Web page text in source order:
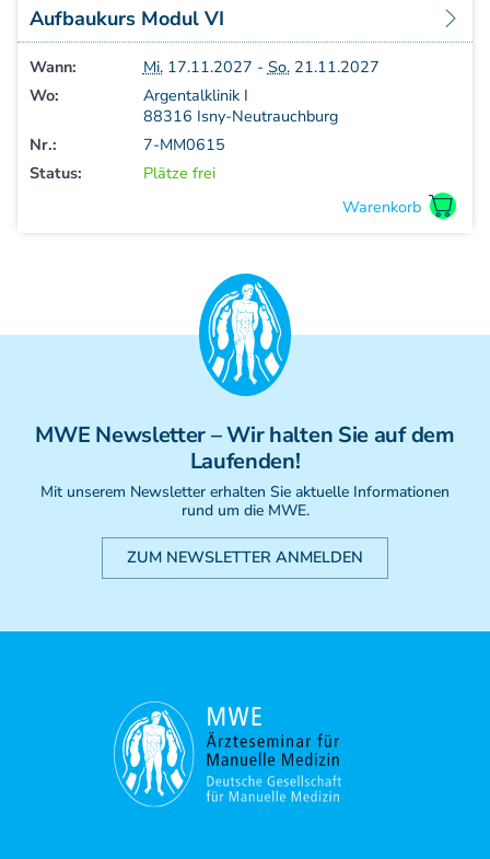
Aufbaukurs Modul VI
Wann: Mi.17.11.2027 - So.21.11.2027
Wo:
Argentalklinik I
88316 Isny-Neutrauchburg
Nr.:
7-MM0615
Status:
Plätze frei
MWE Newsletter– Wir halten Sie auf dem
Laufenden!
Mit unserem Newsletter erhalten Sie aktuelle Informationen
rund um die MWE.
ZUM NEWSLETTER ANMELDEN